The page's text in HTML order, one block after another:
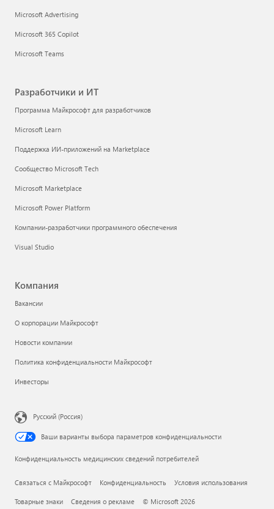
Microsoft Advertising
Microsoft 365 Copilot
Microsoft Teams
Разработчики и ИТ
Программа Майкрософт для разработчиков
Microsoft Learn
Поддержка ИИ-приложений на Marketplace
Сообщество Microsoft Tech
Microsoft Marketplace
Microsoft Power Platform
Компании-разработчики программного обеспечения
Visual Studio
Компания
Вакансии
О корпорации Майкрософт
Новости компании
Политика конфиденциальности Майкрософт
Инвесторы
Русский (Россия)
Ваши варианты выбора параметров конфиденциальности
Конфиденциальность медицинских сведений потребителей
Связаться с Майкрософт Конфиденциальность Условия использования
Товарные знаки Сведения о рекламе © Microsoft 2026